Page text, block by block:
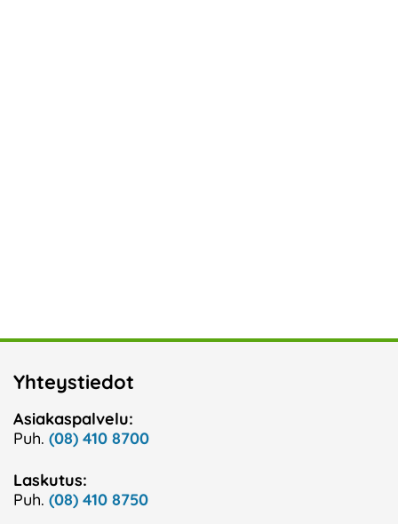
Yhteystiedot
Asiakaspalvelu:
Puh. (08) 410 8700
Laskutus:
Puh. (08) 410 8750